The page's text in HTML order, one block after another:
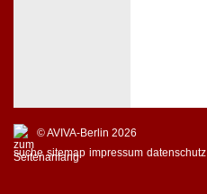
© AVIVA-Berlin 2026
suche sitemap impressum datenschutz